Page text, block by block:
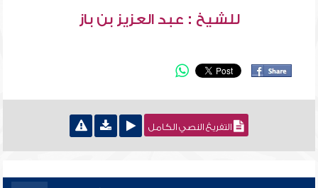
للشيخ : عبد العزيز بن باز
التفريغ النصي الكامل